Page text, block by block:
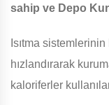
sahip ve Depo
Isıtma
hızlandırarak
kaloriferler